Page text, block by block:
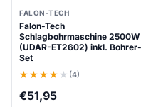
FALON-TECH
Falon-Tech
Schlagbohrmaschine 2500W
(UDAR-ET2602) inkl. Bohrer-
Set
(4)
€51,95